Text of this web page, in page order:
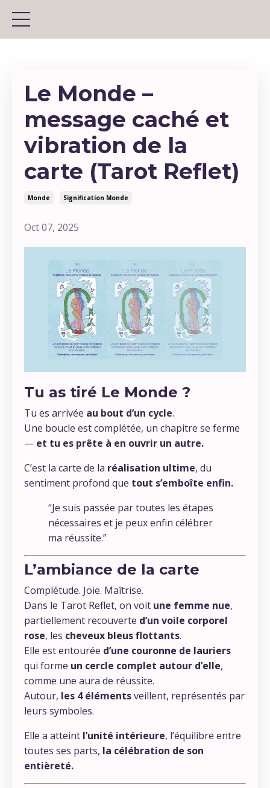
Le Monde –
message caché et
vibration de la
carte (Tarot Reflet)
Monde Signification Monde
Oct 07, 2025
Tu as tiré Le Monde ?
Tu es arrivée au bout d’un cycle.
Une boucle est complétée, un chapitre se ferme
— et tu es prête à en ouvrir un autre.
C’est la carte de la réalisation ultime, du
sentiment profond que tout s’emboîte enfin.
“Je suis passée par toutes les étapes
nécessaires et je peux enfin célébrer
ma réussite.”
L’ambiance de la carte
Complétude. Joie. Maîtrise.
Dans le Tarot Reflet, on voit une femme nue,
partiellement recouverte d’un voile corporel
rose, les cheveux bleus flottants.
Elle est entourée d’une couronne de lauriers
qui forme un cercle complet autour d’elle,
comme une aura de réussite.
Autour, les 4 élémentsveillent, représentés par
leurs symboles.
Elle a atteint l’unité intérieure, l’équilibre entre
toutes ses parts, la célébration de son
entièreté.